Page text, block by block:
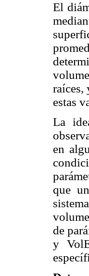
El
raíces,
estas
La
en
que
de
y